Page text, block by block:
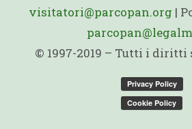
visitatori@parcopan.org |
© 1997-2019 – Tutti i